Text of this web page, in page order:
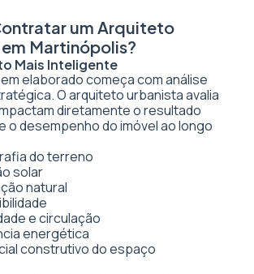
um Arquiteto
Martinópolis?
Mais Inteligente
elaborado começa com análise
O arquiteto urbanista avalia
diretamente o resultado
o desempenho do imóvel ao longo
do terreno
solar
natural
e circulação
energética
construtivo do espaço